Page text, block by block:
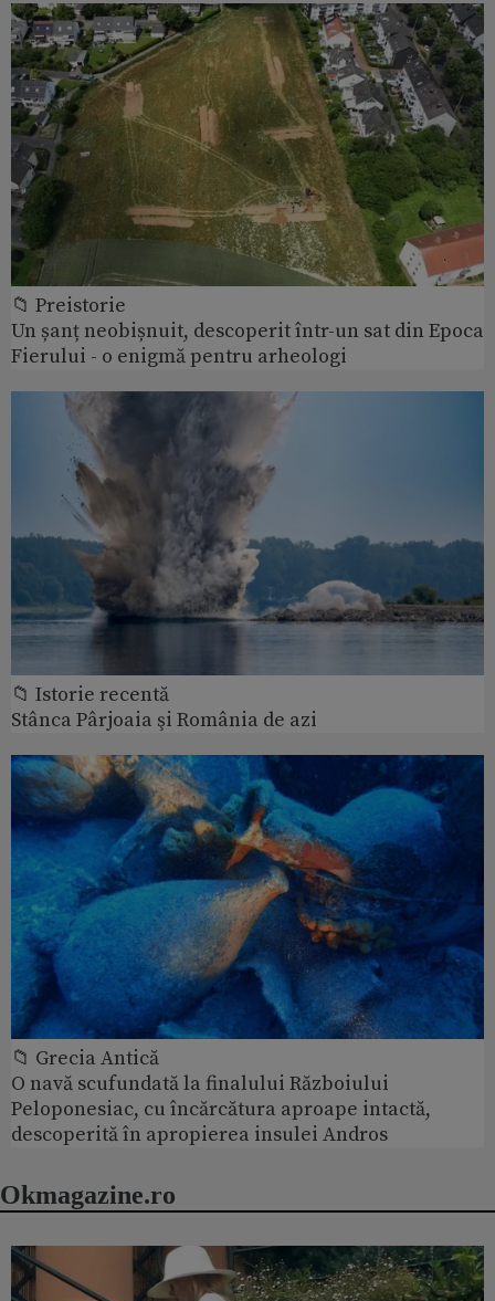
📁 Preistorie
Un șanț neobișnuit, descoperit într-un sat din Epoca
Fierului - o enigmă pentru arheologi
📁 Istorie recentă
Stânca Pârjoaia şi România de azi
📁 Grecia Antică
O navă scufundată la finalului Războiului
Peloponesiac, cu încărcătura aproape intactă,
descoperită în apropierea insulei Andros
Okmagazine.ro